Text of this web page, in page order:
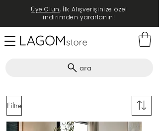
ara
Üye Olun, İlk Alışverişinize özel
indirimden yararlanın!
Filtre